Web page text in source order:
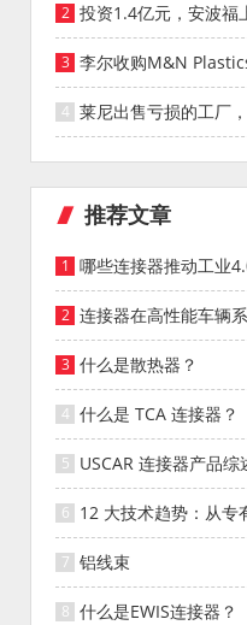
投资1.4亿元，安波福
能仓库
李尔收购M&N
统业务
莱尼出售亏损的工厂
投资者
推荐文章
哪些连接器推动工业
连接器在高性能车辆
什么是散热器？
什么是 TCA 连接器？
USCAR 连接器产品综
12 大技术趋势：从专
器的演变
铝线束
什么是EWIS连接器？